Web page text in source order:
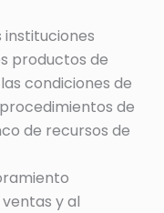
instituciones
productos de
condiciones de
de
de recursos de
y al